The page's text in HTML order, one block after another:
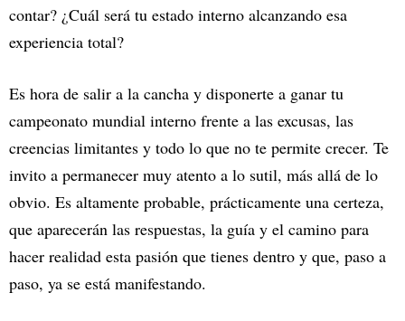
contar? ¿Cuál será tu estado interno alcanzando esa
experiencia total?
Es hora de salir a la cancha y disponerte a ganar tu
campeonato mundial interno frente a las excusas, las
creencias limitantes y todo lo que no te permite crecer. Te
invito a permanecer muy atento a lo sutil, más allá de lo
obvio. Es altamente probable, prácticamente una certeza,
que aparecerán las respuestas, la guía y el camino para
hacer realidad esta pasión que tienes dentro y que, paso a
paso, ya se está manifestando.